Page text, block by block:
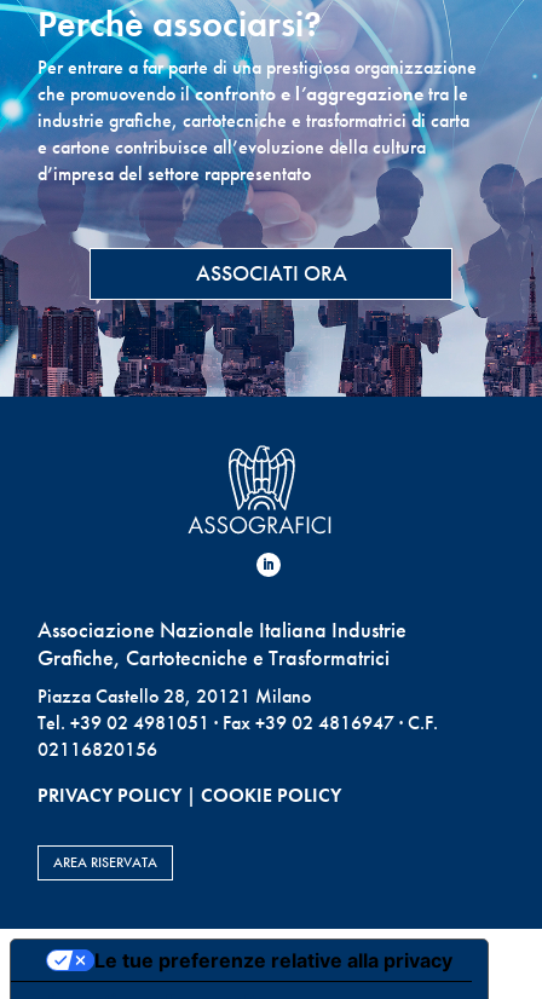
Perchè associarsi?
Per entrare a far parte di una prestigiosa organizzazione
che promuovendo ilconfronto e l’aggregazionetra le
industrie grafiche, cartotecniche e trasformatrici di carta
e cartone contribuisce all’evoluzione della cultura
d’impresa del settore rappresentato
ASSOCIATI ORA
Associazione Nazionale Italiana Industrie
Grafiche, Cartotecniche e Trasformatrici
Piazza Castello 28, 20121 Milano
Tel. +39 02 4981051 · Fax +39 02 4816947 · C.F.
02116820156
PRIVACY POLICY|COOKIE POLICY
AREA RISERVATA
Le tue preferenze relative alla privacy